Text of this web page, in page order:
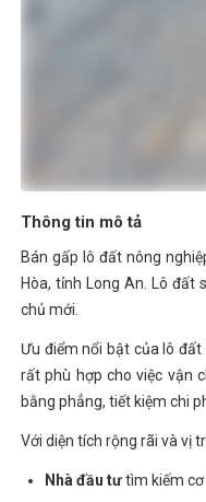
Thông tin mô tả
Bán gấp lô đất nông
Hòa, tỉnh Long An. Lô đất
chủ mới.
Ưu điểm nổi bật của lô đất
rất phù hợp cho việc vận
bằng phẳng, tiết kiệm chi
Với diện tích rộng rãi và vị
Nhà đầu tưtìm kiếm